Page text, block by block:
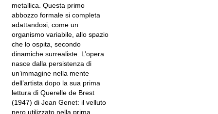
metallica. Questa primo
abbozzo formale si completa
adattandosi, come un
organismo variabile, allo spazio
che lo ospita, secondo
dinamiche surrealiste. L’opera
nasce dalla persistenza di
un’immagine nella mente
dell’artista dopo la sua prima
lettura di Querelle de Brest
(1947) di Jean Genet: il velluto
nero utilizzato nella prima